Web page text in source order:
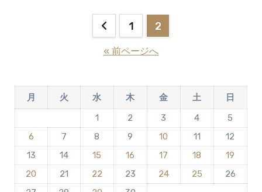
だ
せ
ん
ジ
送
1 2
« 前ページへ
月 火 水 木 金 土
日
1
2 3 4
5
6
7 8 9 10 11
12
13
14 15 16 17 18
19
20
21 22 23 24 25
26